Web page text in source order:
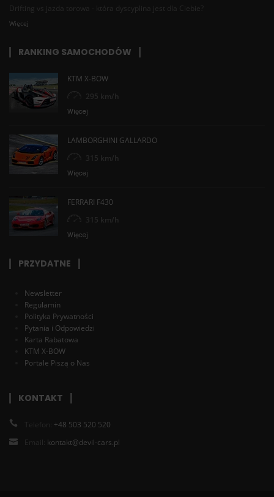
Drifting vs jazda torowa - która dyscyplina jest dla Ciebie?
Więcej
RANKING SAMOCHODÓW
KTM X-BOW
295 km/h
Więcej
LAMBORGHINI GALLARDO
315 km/h
Więcej
FERRARI F430
315 km/h
Więcej
PRZYDATNE
Newsletter
Regulamin
Polityka Prywatności
Pytania i Odpowiedzi
Karta Rabatowa
KTM X-BOW
Portale Piszą o Nas
KONTAKT
Telefon: +48 503 520 520
Email: kontakt@devil-cars.pl